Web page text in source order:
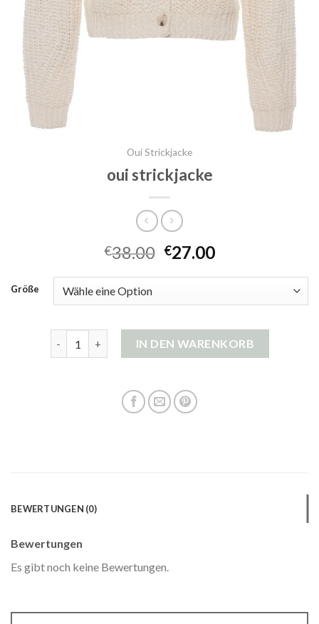
Oui Strickjacke
oui strickjacke
€38.00 €27.00
Größe
IN DEN WARENKORB
BEWERTUNGEN (0)
Bewertungen
Es gibt noch keine Bewertungen.